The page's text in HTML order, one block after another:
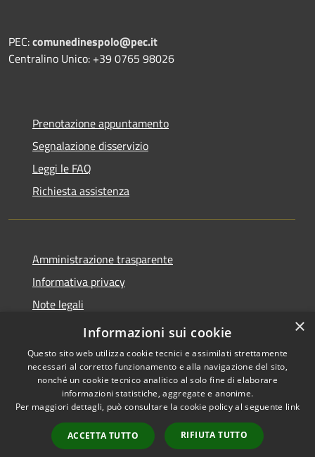
PEC:comunedinespolo@pec.it
Centralino Unico: +39 0765 98026
Prenotazione appuntamento
Segnalazione disservizio
Leggi le FAQ
Richiesta assistenza
Amministrazione trasparente
Informativa privacy
Note legali
Dichiarazione di accessibilità
Accessibilità
Copyright © 2026 • Comune di
Nespolo • Powered by
Municipium•
Accesso
redazione
×
Informazioni sui cookie
Questo sito web utilizza cookie tecnici e assimilati strettamente
necessari al corretto funzionamento e alla navigazione del sito,
nonché un cookie tecnico analitico al solo fine di elaborare
informazioni statistiche, aggregate e anonime.
Per maggiori dettagli, può consultare la cookie policy al seguente link
ACCETTA TUTTO RIFIUTA TUTTO